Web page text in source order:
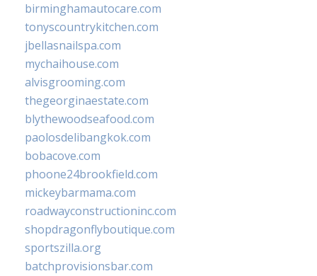
birminghamautocare.com
tonyscountrykitchen.com
jbellasnailspa.com
mychaihouse.com
alvisgrooming.com
thegeorginaestate.com
blythewoodseafood.com
paolosdelibangkok.com
bobacove.com
phoone24brookfield.com
mickeybarmama.com
roadwayconstructioninc.com
shopdragonflyboutique.com
sportszilla.org
batchprovisionsbar.com